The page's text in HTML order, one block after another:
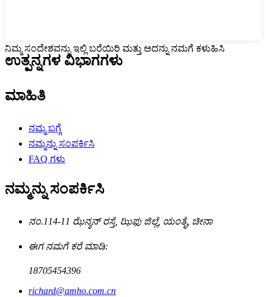
ನಿಮ್ಮ ಸಂದೇಶವನ್ನು ಇಲ್ಲಿ ಬರೆಯಿರಿ ಮತ್ತು ಅದನ್ನು ನಮಗೆ ಕಳುಹಿಸಿ
ಉತ್ಪನ್ನಗಳ ವಿಭಾಗಗಳು
ಮಾಹಿತಿ
ನಮ್ಮ ಬಗ್ಗೆ
ನಮ್ಮನ್ನು ಸಂಪರ್ಕಿಸಿ
FAQ ಗಳು
ನಮ್ಮನ್ನು ಸಂಪರ್ಕಿಸಿ
ನಂ.114-11 ಝೆನ್ಶನ್ ರಸ್ತೆ, ಝಿಫು ಜಿಲ್ಲೆ, ಯಂತೈ, ಚೀನಾ
ಈಗ ನಮಗೆ ಕರೆ ಮಾಡಿ:
18705454396
richard@amho.com.cn